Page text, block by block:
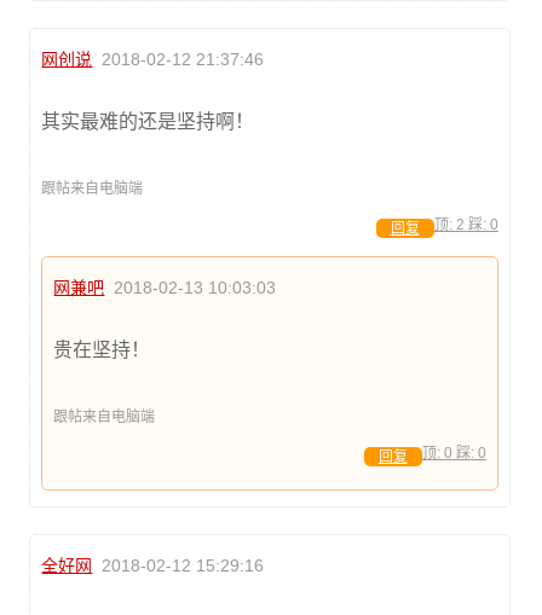
网创说 2018-02-12 21:37:46
其实最难的还是坚持啊！
跟帖来自电脑端
顶: 2 踩: 0
回复
网兼吧 2018-02-13 10:03:03
贵在坚持！
跟帖来自电脑端
顶: 0 踩: 0
回复
全好网 2018-02-12 15:29:16